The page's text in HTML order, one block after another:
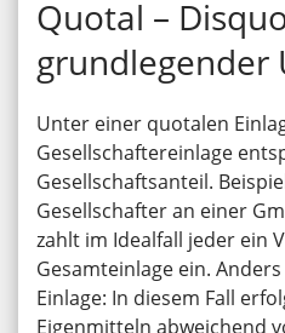
Quotal –
grundlegender
Unter einer quotalen
Gesellschaftereinlage
Gesellschaftsanteil.
Gesellschafter an einer
zahlt im Idealfall jeder ein
Gesamteinlage ein.
Einlage: In diesem Fall
Eigenmitteln abweichend